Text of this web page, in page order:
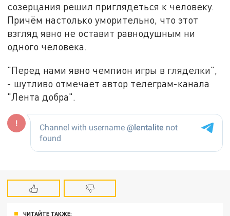
созерцания решил приглядеться к человеку.
Причём настолько уморительно, что этот
взгляд явно не оставит равнодушным ни
одного человека.
"Перед нами явно чемпион игры в гляделки",
- шутливо отмечает автор телеграм-канала
"Лента добра".
ЧИТАЙТЕ ТАКЖЕ: